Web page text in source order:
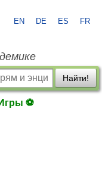
EN DE ES FR
Найти!
Игры ⚽